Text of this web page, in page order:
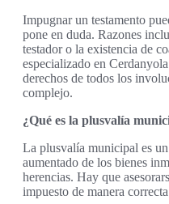
Impugnar un testamento
pone en duda. Razones
testador o la existencia de
especializado en
derechos de todos los
complejo.
¿Qué es la plusvalía
La plusvalía municipal es
aumentado de los bienes
herencias. Hay que
impuesto de manera